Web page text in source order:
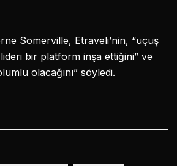
Somerville, Etraveli’nin, “uçuş
lideri bir platform inşa ettiğini” ve
olacağını” söyledi.